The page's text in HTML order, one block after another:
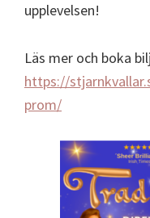
upplevelsen!
Läs mer och boka
https://
prom/